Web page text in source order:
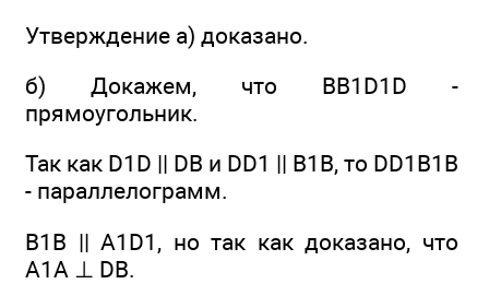
Утверждение а) доказано.
б) Докажем, что BB1D1D -
прямоугольник.
Так как D1D || DB и DD1 || В1В, то DD1B1B
- параллелограмм.
В1В || A1D1, но так как доказано, что
А1А ⊥ DB.